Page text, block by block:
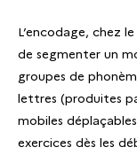
L’encodage, chez
de segmenter un
groupes de
lettres (produites
mobiles
exercices dès les